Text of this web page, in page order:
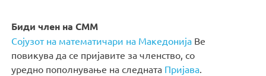
Биди член на СММ
Сојузот на математичари на Македонија Ве
повикува да се пријавите за членство, со
уредно пополнување на следната Пријава